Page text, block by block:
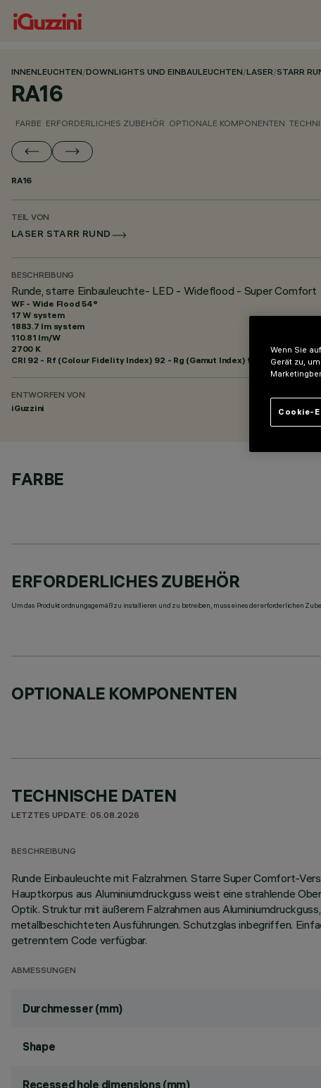
INNENLEUCHTEN/DOWNLIGHTS UND EINBAULEUCHTEN/LASER/STARR
RA16
FARBE ERFORDERLICHES ZUBEHÖR OPTIONALE KOMPONENTEN
RA16
TEIL VON
LASER STARR RUND
BESCHREIBUNG
Runde, starre Einbauleuchte- LED - Wideflood - Super Comfort
WF - Wide Flood 54°
17 W system
1883.7 lm system
110.81 lm/W
2700 K
CRI 92 - Rf (Colour Fidelity Index) 92 - Rg (Gamut Index) 99
ENTWORFEN VON
iGuzzini
FARBE
ERFORDERLICHES ZUBEHÖR
Um das Produkt ordnungsgemäß zu installieren und zu betreiben, muss eines der erforderlichen
OPTIONALE KOMPONENTEN
TECHNISCHE DATEN
LETZTES UPDATE: 05.08.2026
BESCHREIBUNG
Runde Einbauleuchte mit Falzrahmen. Starre Super Comfort-
Hauptkorpus aus Aluminiumdruckguss weist eine strahlende
Optik. Struktur mit äußerem Falzrahmen aus
metallbeschichteten Ausführungen. Schutzglas inbegriffen.
getrenntem Code verfügbar.
ABMESSUNGEN
Durchmesser (mm)
Shape
Recessed hole dimensions (mm)
Wenn Sie
Gerät zu,
Cookie-